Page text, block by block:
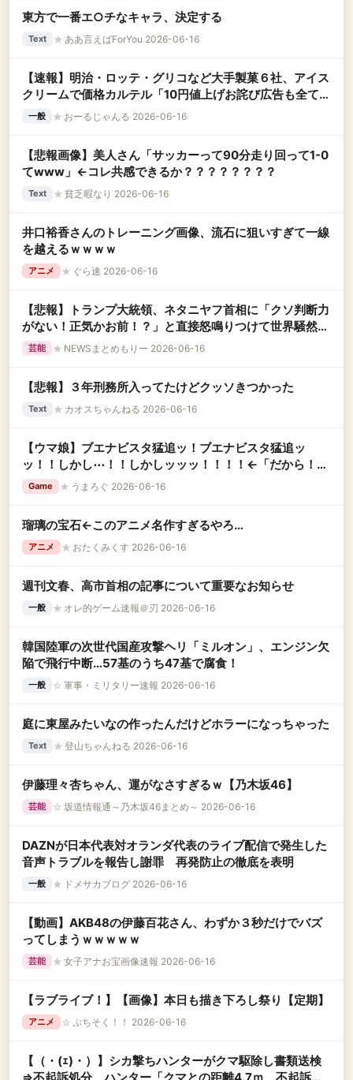
東方で一番エ○チなキャラ、決定する
Text ★ ああ言えばForYou 2026-06-16
【速報】明治・ロッテ・グリコなど大手製菓６社、アイス
クリームで価格カルテル「10円値上げお詫び広告も全てパ
フォーマンスだった」
一般 ★ おーるじゃんる 2026-06-16
【悲報画像】美人さん「サッカーって90分走り回って1-0
てwww」←コレ共感できるか？？？？？？？？
Text ★ 貧乏暇なり 2026-06-16
井口裕香さんのトレーニング画像、流石に狙いすぎて一線
を越えるｗｗｗｗ
アニメ ★ ぐら速 2026-06-16
【悲報】トランプ大統領、ネタニヤフ首相に「クソ判断力
がない！正気かお前！？」と直接怒鳴りつけて世界騒然ｗ
ｗｗｗ
芸能 ★ NEWSまとめもりー 2026-06-16
【悲報】３年刑務所入ってたけどクッソきつかった
Text ★ カオスちゃんねる 2026-06-16
【ウマ娘】ブエナビスタ猛追ッ！ブエナビスタ猛追ッ
ッ！！しかし⋯！！しかしッッッ！！！！←「だから！！
なんだよ！！」
Game ★ うまろぐ 2026-06-16
瑠璃の宝石←このアニメ名作すぎるやろ…
アニメ ★ おたくみくす 2026-06-16
週刊文春、高市首相の記事について重要なお知らせ
一般 ★ オレ的ゲーム速報＠刃 2026-06-16
韓国陸軍の次世代国産攻撃ヘリ「ミルオン」、エンジン欠
陥で飛行中断…57基のうち47基で腐食！
一般 ☆ 軍事・ミリタリー速報 2026-06-16
庭に東屋みたいなの作ったんだけどホラーになっちゃった
Text ★ 登山ちゃんねる 2026-06-16
伊藤理々杏ちゃん、運がなさすぎるｗ【乃木坂46】
芸能 ☆ 坂道情報通～乃木坂46まとめ～ 2026-06-16
DAZNが日本代表対オランダ代表のライブ配信で発生した
音声トラブルを報告し謝罪 再発防止の徹底を表明
一般 ★ ドメサカブログ 2026-06-16
【動画】AKB48の伊藤百花さん、わずか３秒だけでバズ
ってしまうｗｗｗｗｗ
芸能 ★ 女子アナお宝画像速報 2026-06-16
【ラブライブ！】【画像】本日も描き下ろし祭り【定期】
アニメ ☆ ぷちそく！！ 2026-06-16
【（・(ｪ)・）】シカ撃ちハンターがクマ駆除し書類送検